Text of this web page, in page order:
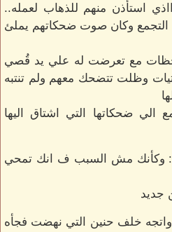
استأذن منهم للذهاب لعمله..
التجمع وكان صوت ضحكاتهم يملئ
مع تعرضت له علي يد قُصي
وظلت تتضحك معهم ولم تنتبه
الي ضحكاتها التي اشتاق اليها
وكأنك مش السبب ف انك تمحي
جديد
خلف حنين التي نهضت فجأه